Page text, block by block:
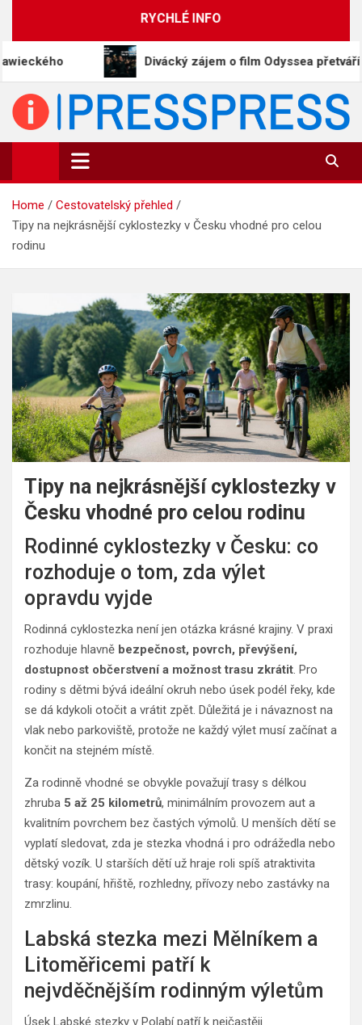
RYCHLÉ INFO
Divácký zájem o film Odyssea přetváří Homéra na
PressPress.cz
Vaše zprávy v souvislostech
Home
Cestovatelský přehled
Tipy na nejkrásnější cyklostezky v Česku vhodné pro celou
rodinu
Tipy na nejkrásnější cyklostezky v
Česku vhodné pro celou rodinu
Rodinné cyklostezky v Česku: co
rozhoduje o tom, zda výlet
opravdu vyjde
Rodinná cyklostezka není jen otázka krásné krajiny. V praxi
rozhoduje hlavně bezpečnost, povrch, převýšení,
dostupnost občerstvení a možnost trasu zkrátit. Pro
rodiny s dětmi bývá ideální okruh nebo úsek podél řeky, kde
se dá kdykoli otočit a vrátit zpět. Důležitá je i návaznost na
vlak nebo parkoviště, protože ne každý výlet musí začínat a
končit na stejném místě.
Za rodinně vhodné se obvykle považují trasy s délkou
zhruba 5 až 25 kilometrů, minimálním provozem aut a
kvalitním povrchem bez častých výmolů. U menších dětí se
vyplatí sledovat, zda je stezka vhodná i pro odrážedla nebo
dětský vozík. U starších dětí už hraje roli spíš atraktivita
trasy: koupání, hřiště, rozhledny, přívozy nebo zastávky na
zmrzlinu.
Labská stezka mezi Mělníkem a
Litoměřicemi patří k
nejvděčnějším rodinným výletům
Úsek Labské stezky v Polabí patří k nejčastěji